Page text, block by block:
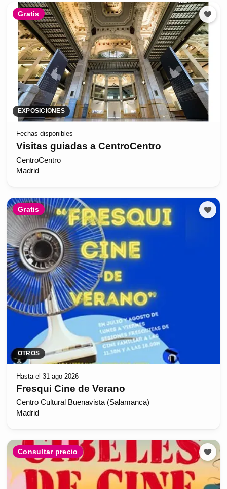
Gratis
EXPOSICIONES
Fechas disponibles
Visitas guiadas a CentroCentro
CentroCentro
Madrid
Gratis
OTROS
Hasta el 31 ago 2026
Fresqui Cine de Verano
Centro Cultural Buenavista (Salamanca)
Madrid
Consultar precio